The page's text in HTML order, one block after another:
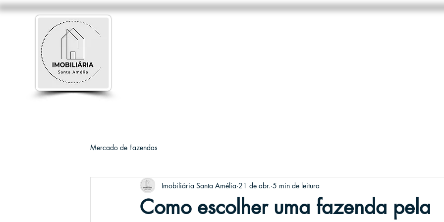
Mercado de Fazendas
Como escolher uma fazenda pela
Imobiliária Santa Amélia 21 de abr. 5 min de leitura